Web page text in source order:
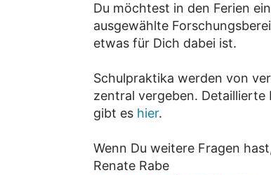
Du möchtest in den Ferien
ausgewählte
etwas für Dich dabei ist.
Schulpraktika werden von
zentral vergeben.
gibt es hier.
Wenn Du weitere Fragen
Renate Rabe